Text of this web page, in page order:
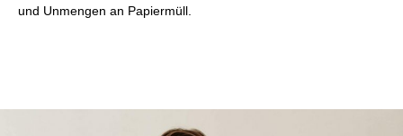
und Unmengen an Papiermüll.